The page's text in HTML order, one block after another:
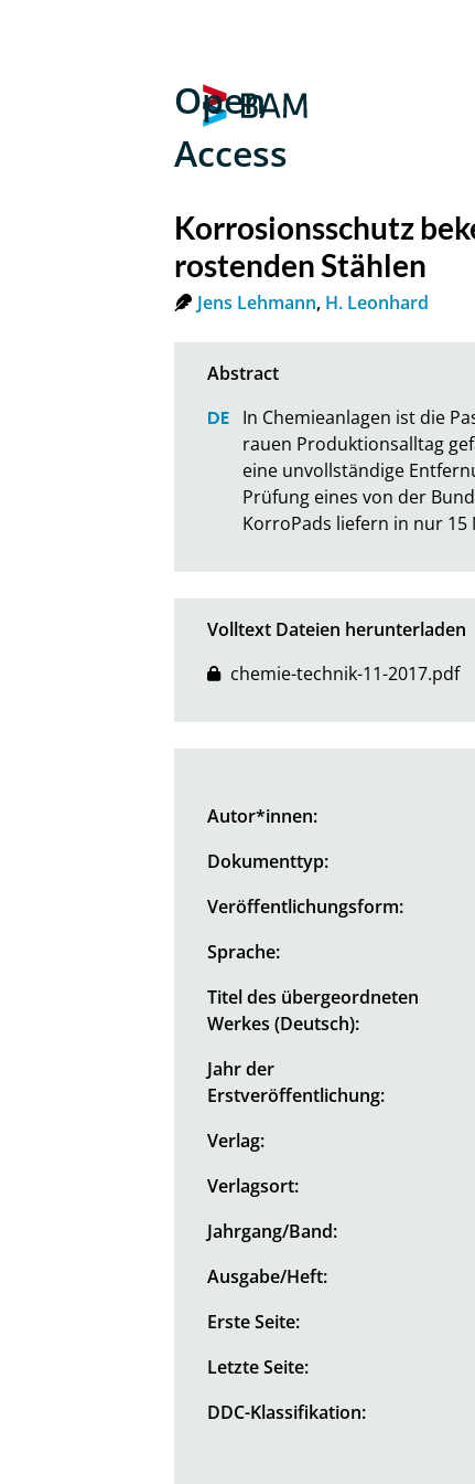
Open
Access
Korrosionsschutz
rostenden Stählen
Jens Lehmann, H. Leonhard
In Chemieanlagen ist die
rauen Produktionsalltag
eine unvollständige
Prüfung eines von der
KorroPads liefern in nur 15
Volltext Dateien herunterladen
chemie-technik-11-2017.pdf
Autor*innen:
Dokumenttyp:
Veröffentlichungsform:
Sprache:
Titel des übergeordneten
Werkes (Deutsch):
Jahr der
Erstveröffentlichung:
Verlag:
Verlagsort:
Jahrgang/Band:
Ausgabe/Heft:
Erste Seite:
Letzte Seite:
DDC-Klassifikation: